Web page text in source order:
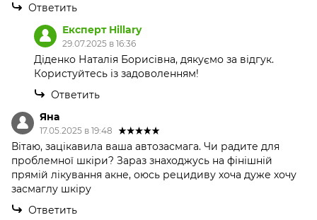
Ответить
Експерт Hillary
29.07.2025 в 16:36
Діденко Наталія Борисівна, дякуємо за відгук.
Користуйтесь із задоволенням!
Ответить
Яна
17.05.2025 в 19:48
Вітаю, зацікавила ваша автозасмага. Чи радите для
проблемної шкіри? Зараз знаходжусь на фінішній
прямій лікування акне, оюсь рецидиву хоча дуже хочу
засмаглу шкіру
Ответить